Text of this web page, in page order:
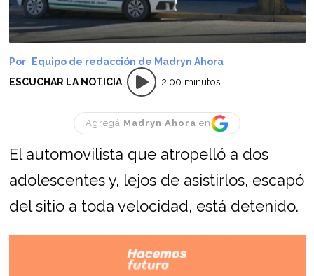
Equipo de redacción de Madryn Ahora
ESCUCHAR LA NOTICIA
2:00 minutos
Agregá Madryn Ahora en
El automovilista que atropelló a dos
adolescentes y, lejos de asistirlos, escapó
del sitio a toda velocidad, está detenido.